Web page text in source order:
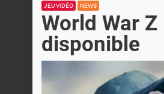
JEU VIDÉO NEWS
World War
disponible